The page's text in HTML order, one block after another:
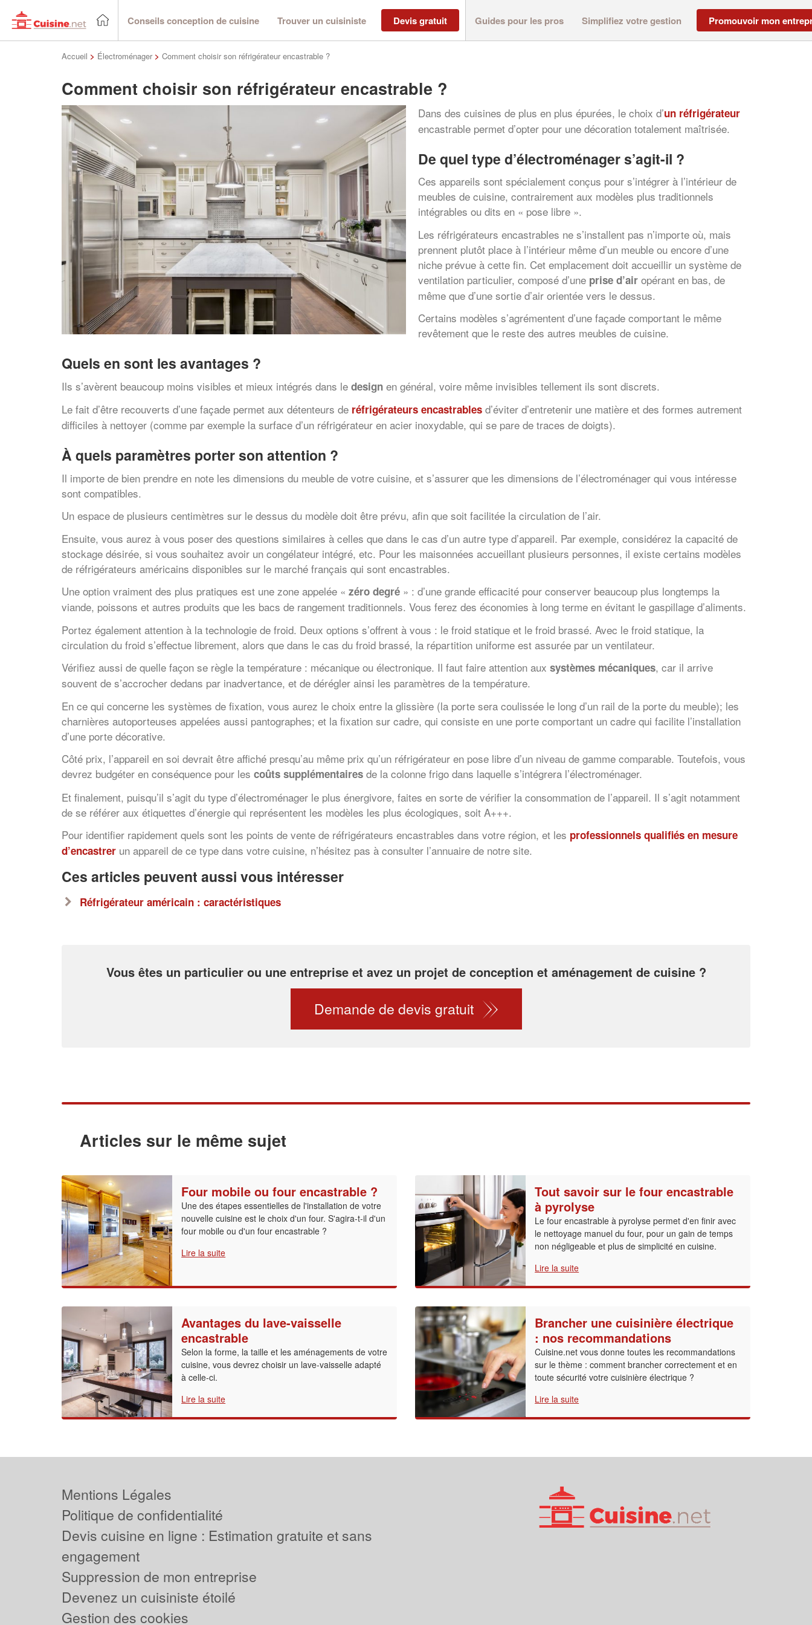
Conseils conception de cuisine Trouver un cuisiniste Devis gratuit Guides pour les pros Simplifiez votre gestion Promouvoir mon
Accueil > Électroménager > Comment choisir son réfrigérateur encastrable ?
Comment choisir son réfrigérateur encastrable ?
Dans des cuisines de plus en plus épurées, le choix d’un réfrigérateur
encastrable permet d’opter pour une décoration totalement maîtrisée.
De quel type d’électroménager s’agit-il ?
Ces appareils sont spécialement conçus pour s’intégrer à l’intérieur de
meubles de cuisine, contrairement aux modèles plus traditionnels
intégrables ou dits en « pose libre ».
Les réfrigérateurs encastrables ne s’installent pas n’importe où, mais
prennent plutôt place à l’intérieur même d’un meuble ou encore d’une
niche prévue à cette fin. Cet emplacement doit accueillir un système de
ventilation particulier, composé d’une prise d’air opérant en bas, de
même que d’une sortie d’air orientée vers le dessus.
Certains modèles s’agrémentent d’une façade comportant le même
revêtement que le reste des autres meubles de cuisine.
Quels en sont les avantages ?
Ils s’avèrent beaucoup moins visibles et mieux intégrés dans le design en général, voire même invisibles tellement ils sont discrets.
Le fait d’être recouverts d’une façade permet aux détenteurs de réfrigérateurs encastrables d’éviter d’entretenir une matière et des formes autrement
difficiles à nettoyer (comme par exemple la surface d’un réfrigérateur en acier inoxydable, qui se pare de traces de doigts).
À quels paramètres porter son attention ?
Il importe de bien prendre en note les dimensions du meuble de votre cuisine, et s’assurer que les dimensions de l’électroménager qui vous intéresse
sont compatibles.
Un espace de plusieurs centimètres sur le dessus du modèle doit être prévu, afin que soit facilitée la circulation de l’air.
Ensuite, vous aurez à vous poser des questions similaires à celles que dans le cas d’un autre type d’appareil. Par exemple, considérez la capacité de
stockage désirée, si vous souhaitez avoir un congélateur intégré, etc. Pour les maisonnées accueillant plusieurs personnes, il existe certains modèles
de réfrigérateurs américains disponibles sur le marché français qui sont encastrables.
Une option vraiment des plus pratiques est une zone appelée « zéro degré » : d’une grande efficacité pour conserver beaucoup plus longtemps la
viande, poissons et autres produits que les bacs de rangement traditionnels. Vous ferez des économies à long terme en évitant le gaspillage d’aliments.
Portez également attention à la technologie de froid. Deux options s’offrent à vous : le froid statique et le froid brassé. Avec le froid statique, la
circulation du froid s’effectue librement, alors que dans le cas du froid brassé, la répartition uniforme est assurée par un ventilateur.
Vérifiez aussi de quelle façon se règle la température : mécanique ou électronique. Il faut faire attention aux systèmes mécaniques, car il arrive
souvent de s’accrocher dedans par inadvertance, et de dérégler ainsi les paramètres de la température.
En ce qui concerne les systèmes de fixation, vous aurez le choix entre la glissière (la porte sera coulissée le long d’un rail de la porte du meuble); les
charnières autoporteuses appelées aussi pantographes; et la fixation sur cadre, qui consiste en une porte comportant un cadre qui facilite l’installation
d’une porte décorative.
Côté prix, l’appareil en soi devrait être affiché presqu’au même prix qu’un réfrigérateur en pose libre d’un niveau de gamme comparable. Toutefois, vous
devrez budgéter en conséquence pour les coûts supplémentaires de la colonne frigo dans laquelle s’intégrera l’électroménager.
Et finalement, puisqu’il s’agit du type d’électroménager le plus énergivore, faites en sorte de vérifier la consommation de l’appareil. Il s’agit notamment
de se référer aux étiquettes d’énergie qui représentent les modèles les plus écologiques, soit A+++.
Pour identifier rapidement quels sont les points de vente de réfrigérateurs encastrables dans votre région, et les professionnels qualifiés en mesure
d’encastrer un appareil de ce type dans votre cuisine, n’hésitez pas à consulter l’annuaire de notre site.
Ces articles peuvent aussi vous intéresser
Réfrigérateur américain : caractéristiques
Vous êtes un particulier ou une entreprise et avez un projet de conception et aménagement de cuisine ?
Demande de devis gratuit
Articles sur le même sujet
Four mobile ou four encastrable ?
Une des étapes essentielles de l'installation de votre
nouvelle cuisine est le choix d'un four. S'agira-t-il d'un
four mobile ou d'un four encastrable ?
Lire la suite
Tout savoir sur le four encastrable
à pyrolyse
Le four encastrable à pyrolyse permet d'en finir avec
le nettoyage manuel du four, pour un gain de temps
non négligeable et plus de simplicité en cuisine.
Lire la suite
Avantages du lave-vaisselle
encastrable
Selon la forme, la taille et les aménagements de votre
cuisine, vous devrez choisir un lave-vaisselle adapté
à celle-ci.
Lire la suite
Brancher une cuisinière électrique
: nos recommandations
Cuisine.net vous donne toutes les recommandations
sur le thème : comment brancher correctement et en
toute sécurité votre cuisinière électrique ?
Lire la suite
✕
Vous êtes un
professionnel ?
Augmentez votre chiffre d'affaires
Mentions Légales
Politique de confidentialité
Devis cuisine en ligne : Estimation gratuite et sans
engagement
Suppression de mon entreprise
Devenez un cuisiniste étoilé
Gestion des cookies